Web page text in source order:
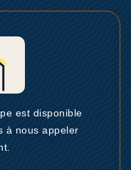
est disponible
à nous appeler